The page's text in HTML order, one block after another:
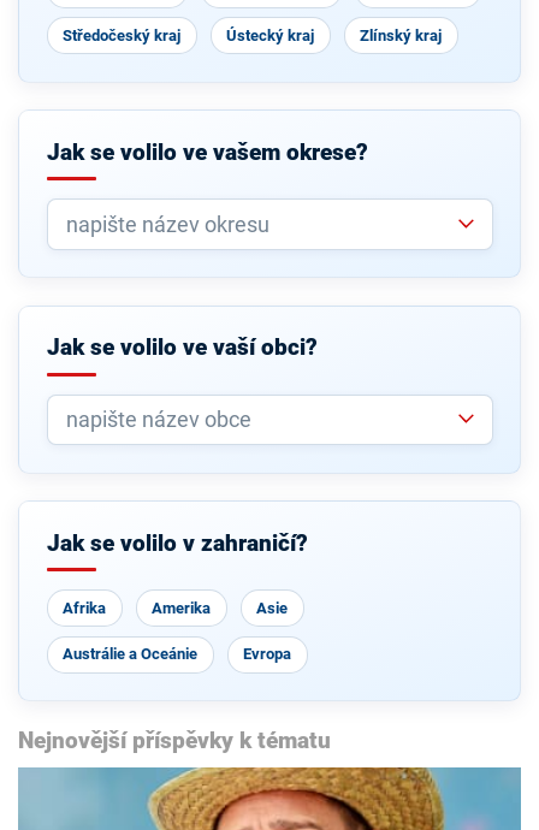
Středočeský kraj Ústecký kraj Zlínský kraj
Jak se volilo ve vašem okrese?
Jak se volilo ve vaší obci?
Jak se volilo v zahraničí?
Afrika Amerika Asie
Austrálie a Oceánie Evropa
Nejnovější příspěvky k tématu